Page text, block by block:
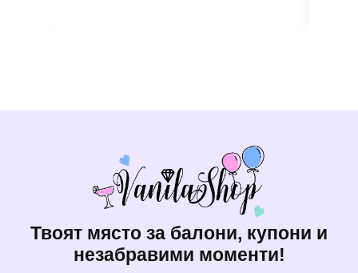
Твоят място за балони, купони и
незабравими моменти!